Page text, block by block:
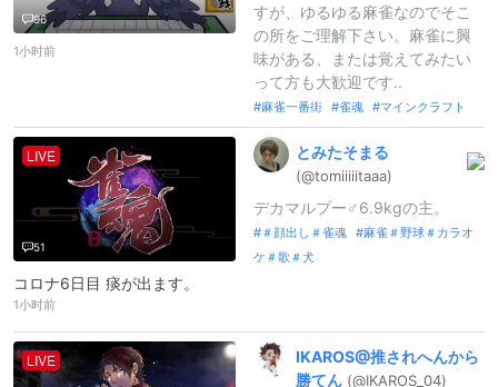
96
1小时前
すが、ゆるゆる麻雀なのでそこ
の所をご理解下さい。麻雀に興
味がある、または覚えてみたい
って方も大歓迎です..
麻雀一番街 雀魂 マインクラフト
LIVE
51
コロナ6日目 痰が出ます。
1小时前
とみたそまる
(@tomiiiiitaaa)
デカマルプー♂6.9kgの主。
＃顔出し＃雀魂
麻雀＃野球＃カラオ
ケ＃歌＃犬
LIVE IKAROS@推されへんから
勝てん (@IKAROS_ 04)